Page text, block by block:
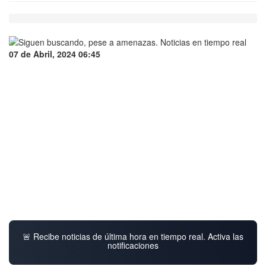
07 de Abril, 2024 06:45
🚨 Recibe noticias de última hora en tiempo real. Activa las
notificaciones